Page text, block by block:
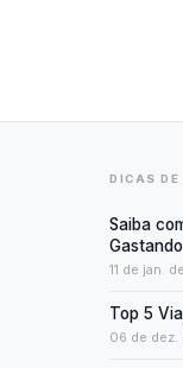
DICAS DE
Saiba
11 de jan.
Top 5
06 de dez.